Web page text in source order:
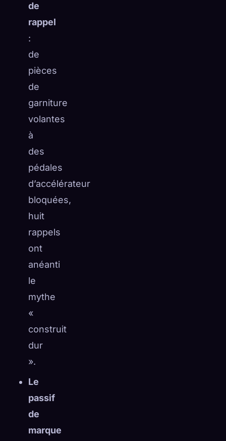
de
rappel
:
de
pièces
de
garniture
volantes
à
des
pédales
d’accélérateur
bloquées,
huit
rappels
ont
anéanti
le
mythe
«
construit
dur
».
Le
passif
de
marque